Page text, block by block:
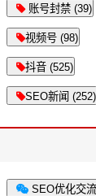
账号封禁 (39)
视频号 (98)
抖音 (525)
SEO新闻 (252)
SEO优化交